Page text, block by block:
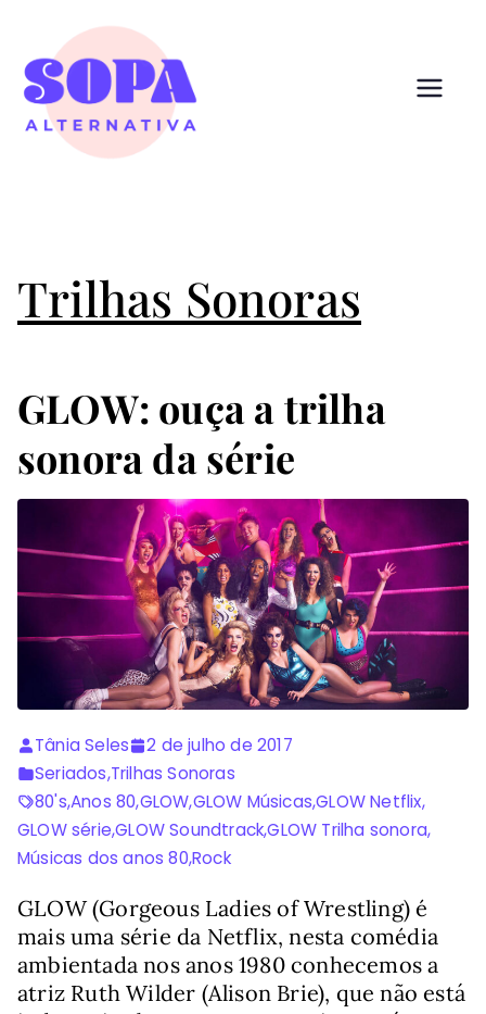
conteúdo
Trilhas Sonoras
GLOW: ouça a trilha
sonora da série
Tânia Seles
2 de julho de 2017
Seriados,Trilhas Sonoras
80's,Anos 80,GLOW,GLOW Músicas,GLOW Netflix,
GLOW série,GLOW Soundtrack,GLOW Trilha sonora,
Músicas dos anos 80,Rock
GLOW (Gorgeous Ladies of Wrestling) é
mais uma série da Netflix, nesta comédia
ambientada nos anos 1980 conhecemos a
atriz Ruth Wilder (Alison Brie), que não está